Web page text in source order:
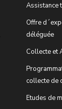
Assistance
Offre
déléguée
Collecte et
collecte de
Etudes de